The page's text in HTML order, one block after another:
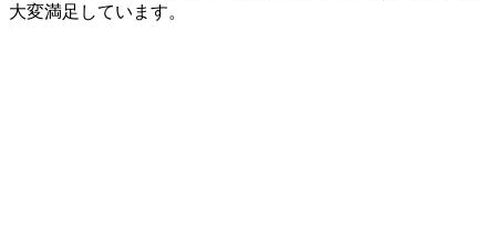
大変満足しています。